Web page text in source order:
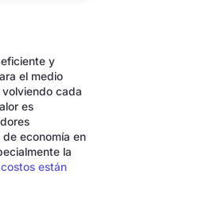
y
el medio
cada
es
economía en
la
están